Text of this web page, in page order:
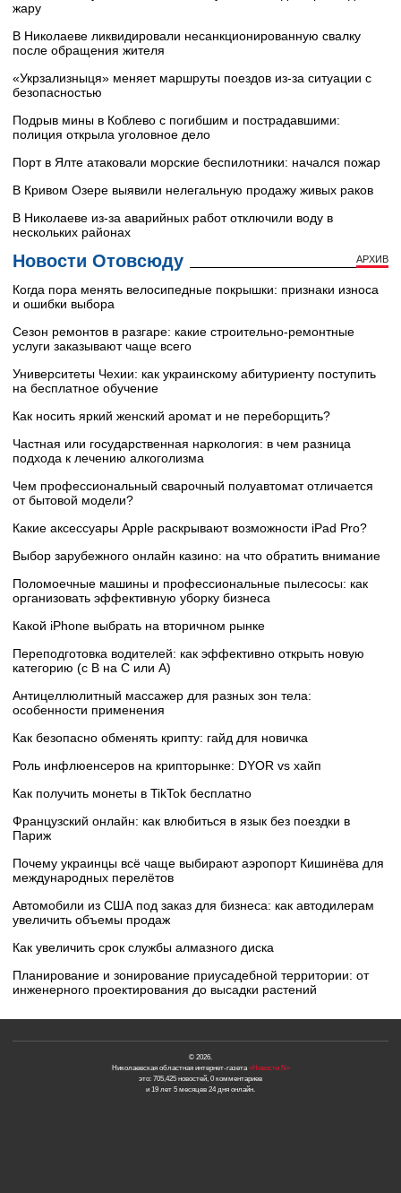
жару
В Николаеве ликвидировали несанкционированную свалку
после обращения жителя
«Укрзализныця» меняет маршруты поездов из-за ситуации с
безопасностью
Подрыв мины в Коблево с погибшим и пострадавшими:
полиция открыла уголовное дело
Порт в Ялте атаковали морские беспилотники: начался пожар
В Кривом Озере выявили нелегальную продажу живых раков
В Николаеве из-за аварийных работ отключили воду в
нескольких районах
Новости Отовсюду АРХИВ
Когда пора менять велосипедные покрышки: признаки износа
и ошибки выбора
Сезон ремонтов в разгаре: какие строительно-ремонтные
услуги заказывают чаще всего
Университеты Чехии: как украинскому абитуриенту поступить
на бесплатное обучение
Как носить яркий женский аромат и не переборщить?
Частная или государственная наркология: в чем разница
подхода к лечению алкоголизма
Чем профессиональный сварочный полуавтомат отличается
от бытовой модели?
Какие аксессуары Apple раскрывают возможности iPad Pro?
Выбор зарубежного онлайн казино: на что обратить внимание
Поломоечные машины и профессиональные пылесосы: как
организовать эффективную уборку бизнеса
Какой iPhone выбрать на вторичном рынке
Переподготовка водителей: как эффективно открыть новую
категорию (с B на C или А)
Антицеллюлитный массажер для разных зон тела:
особенности применения
Как безопасно обменять крипту: гайд для новичка
Роль инфлюенсеров на крипторынке: DYOR vs хайп
Как получить монеты в TikTok бесплатно
Французский онлайн: как влюбиться в язык без поездки в
Париж
Почему украинцы всё чаще выбирают аэропорт Кишинёва для
международных перелётов
Автомобили из США под заказ для бизнеса: как автодилерам
увеличить объемы продаж
Как увеличить срок службы алмазного диска
Планирование и зонирование приусадебной территории: от
инженерного проектирования до высадки растений
© 2026.
Николаевская областная интернет-газета«Новости N»
это: 705,425 новостей, 0 комментариев
и 19 лет 5 месяцев 24 дня онлайн.